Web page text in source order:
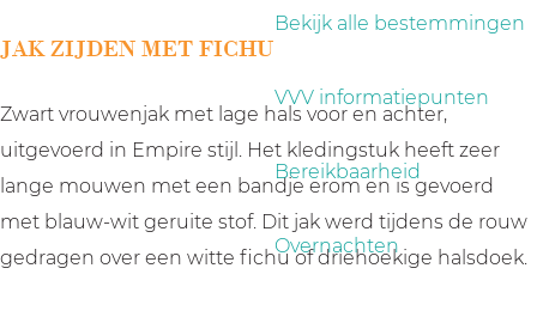
Bekijk alle bestemmingen
VVV informatiepunten
Bereikbaarheid
Overnachten
JAK ZIJDEN MET FICHU
Zwart vrouwenjak met lage hals voor en achter,
uitgevoerd in Empire stijl. Het kledingstuk heeft zeer
lange mouwen met een bandje erom en is gevoerd
met blauw-wit geruite stof. Dit jak werd tijdens de rouw
gedragen over een witte fichu of driehoekige halsdoek.